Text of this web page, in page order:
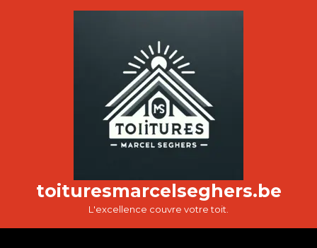
toituresmarcelseghers.be
L'excellence couvre votre toit.